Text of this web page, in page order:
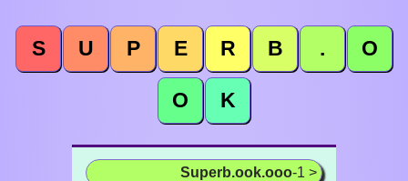
S U P E R B . O
O K
Superb.ook.ooo-1 >